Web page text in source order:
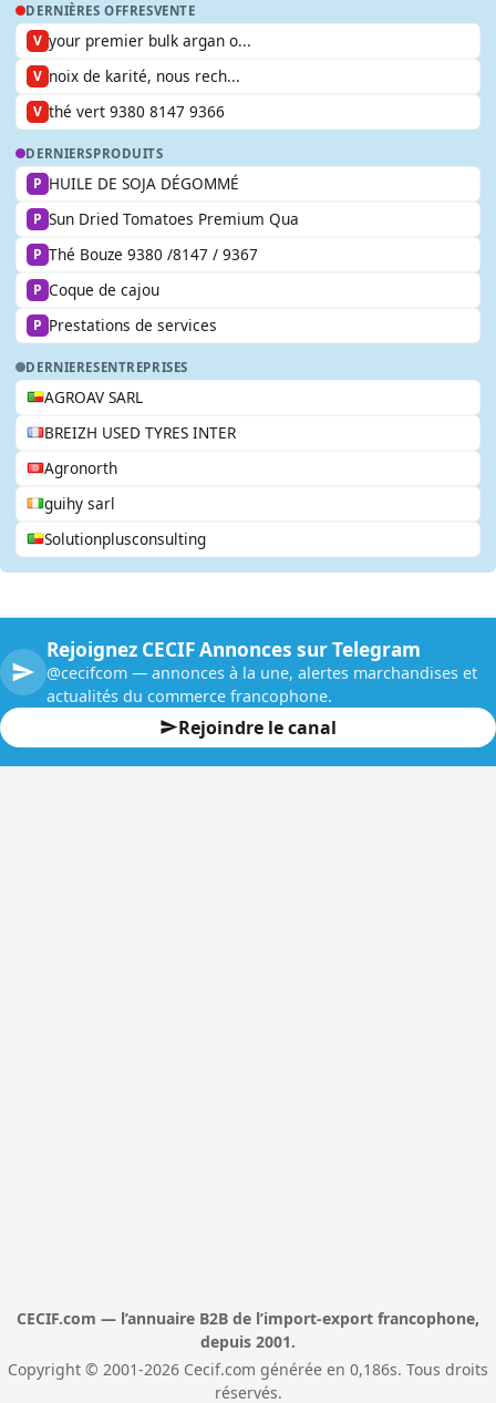
DERNIÈRES OFFRESVENTE
V your premier bulk argan o...
V noix de karité, nous rech...
V thé vert 9380 8147 9366
DERNIERSPRODUITS
P HUILE DE SOJA DÉGOMMÉ
P Sun Dried Tomatoes Premium Qua
P Thé Bouze 9380 /8147 / 9367
P Coque de cajou
P Prestations de services
DERNIERESENTREPRISES
AGROAV SARL
BREIZH USED TYRES INTER
Agronorth
guihy sarl
Solutionplusconsulting
Rejoignez CECIF Annonces sur Telegram
@cecifcom — annonces à la une, alertes marchandises et
actualités du commerce francophone.
Rejoindre le canal
CECIF.com — l’annuaire B2B de l’import-export francophone,
depuis 2001.
Copyright © 2001-2026 Cecif.com générée en 0,186s. Tous droits
réservés.